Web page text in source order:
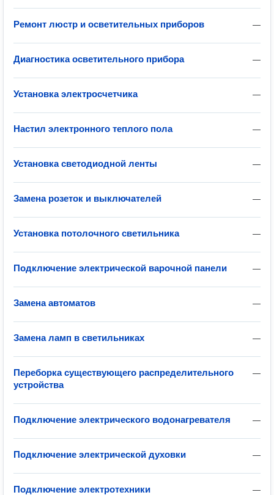
—
Ремонт люстр и осветительных приборов
—
Диагностика осветительного прибора
—
Установка электросчетчика
—
Настил электронного теплого пола
—
Установка светодиодной ленты
—
Замена розеток и выключателей
—
Установка потолочного светильника
—
Подключение электрической варочной панели
—
Замена автоматов
—
Замена ламп в светильниках
—
Переборка существующего распределительного
устройства
—
Подключение электрического водонагревателя
—
Подключение электрической духовки
—
Подключение электротехники